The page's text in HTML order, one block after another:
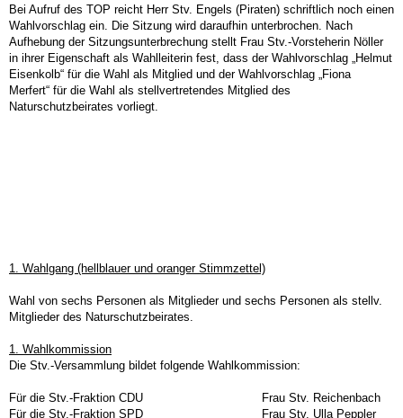
Bei Aufruf des TOP reicht Herr Stv. Engels (Piraten) schriftlich noch einen
Wahlvorschlag ein. Die Sitzung wird daraufhin unterbrochen. Nach
Aufhebung der Sitzungsunterbrechung stellt Frau Stv.-Vorsteherin Nöller
in ihrer Eigenschaft als Wahlleiterin fest, dass der Wahlvorschlag „Helmut
Eisenkolb“ für die Wahl als Mitglied und der Wahlvorschlag „Fiona
Merfert“ für die Wahl als stellvertretendes Mitglied des
Naturschutzbeirates vorliegt.
1. Wahlgang (hellblauer und oranger Stimmzettel)
Wahl von sechs Personen als Mitglieder und sechs Personen als stellv.
Mitglieder des Naturschutzbeirates.
1. Wahlkommission
Die Stv.-Versammlung bildet folgende Wahlkommission:
Für die Stv.-Fraktion CDU Frau Stv. Reichenbach
Für die Stv.-Fraktion SPD Frau Stv. Ulla Peppler